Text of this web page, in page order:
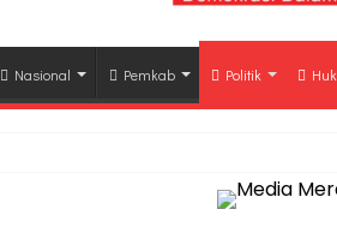
Nasional Pemkab Politik
Ahli Waris Korban Kebakaran KM